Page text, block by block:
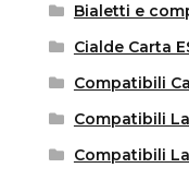
Bialetti e
Cialde Carta
Compatibili
Compatibili
Compatibili